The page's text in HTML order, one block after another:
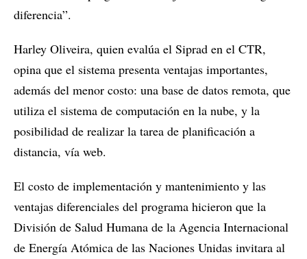
diferencia”.
Harley Oliveira, quien evalúa el Siprad en el CTR,
opina que el sistema presenta ventajas importantes,
además del menor costo: una base de datos remota, que
utiliza el sistema de computación en la nube, y la
posibilidad de realizar la tarea de planificación a
distancia, vía web.
El costo de implementación y mantenimiento y las
ventajas diferenciales del programa hicieron que la
División de Salud Humana de la Agencia Internacional
de Energía Atómica de las Naciones Unidas invitara al